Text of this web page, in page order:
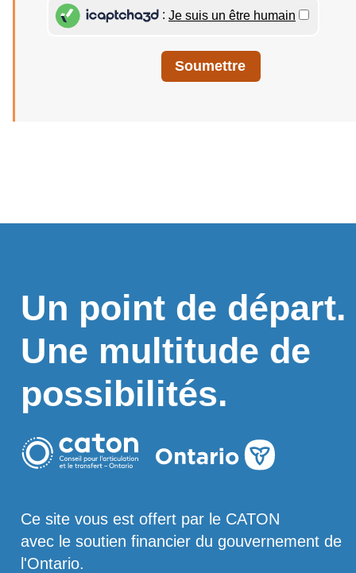
iCaptcha3D : Je suis un être humain
Un point de départ.
Une multitude de
possibilités.
Ce site vous est offert par le CATON
avec le soutien financier du gouvernement de
l'Ontario.